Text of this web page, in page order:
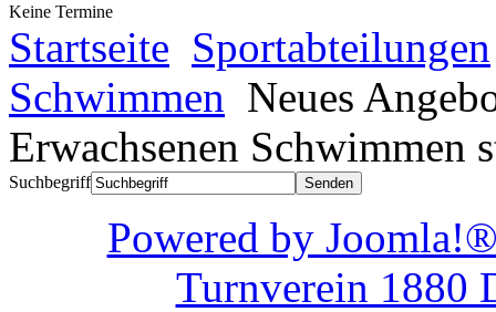
Keine Termine
Startseite Sportabteilungen
Schwimmen Neues
Erwachsenen Schwimmen
Suchbegriff
Powered by
Turnverein